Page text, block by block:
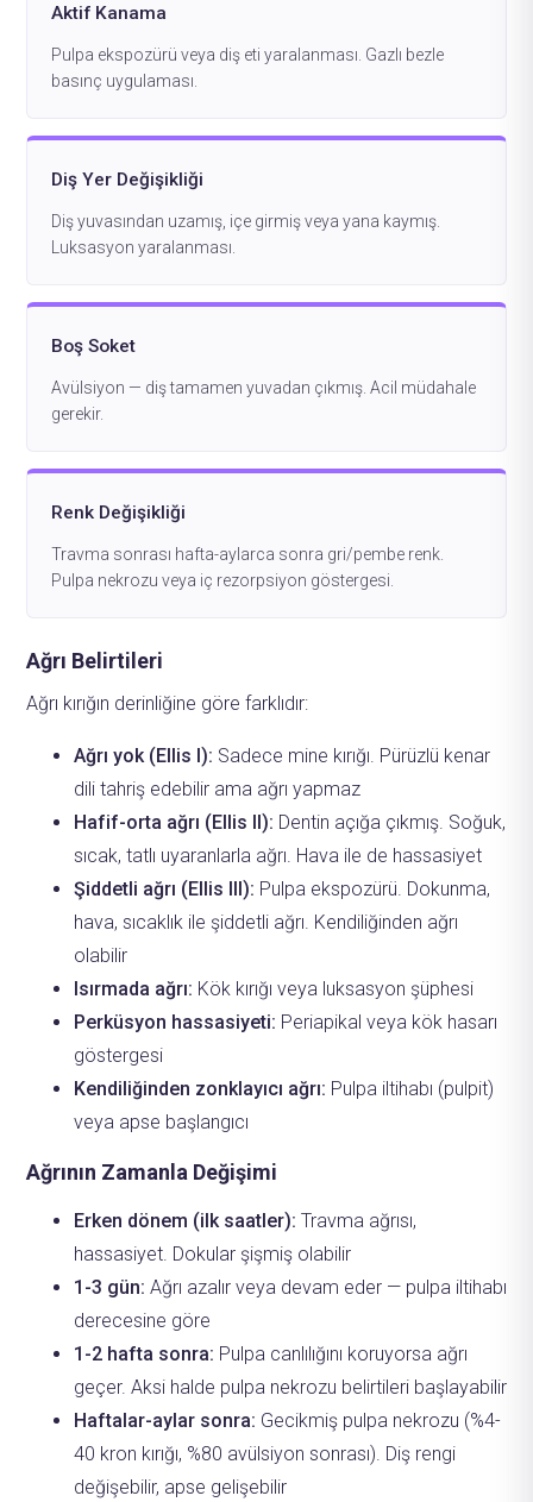
Aktif Kanama
Pulpa ekspozürü veya diş eti yaralanması. Gazlı bezle
basınç uygulaması.
Diş Yer Değişikliği
Diş yuvasından uzamış, içe girmiş veya yana kaymış.
Luksasyon yaralanması.
Boş Soket
Avülsiyon — diş tamamen yuvadan çıkmış. Acil müdahale
gerekir.
Renk Değişikliği
Travma sonrası hafta-aylarca sonra gri/pembe renk.
Pulpa nekrozu veya iç rezorpsiyon göstergesi.
Ağrı Belirtileri
Ağrı kırığın derinliğine göre farklıdır:
Ağrı yok (Ellis I): Sadece mine kırığı. Pürüzlü kenar
dili tahriş edebilir ama ağrı yapmaz
Hafif-orta ağrı (Ellis II): Dentin açığa çıkmış. Soğuk,
sıcak, tatlı uyaranlarla ağrı. Hava ile de hassasiyet
Şiddetli ağrı (Ellis III): Pulpa ekspozürü. Dokunma,
hava, sıcaklık ile şiddetli ağrı. Kendiliğinden ağrı
olabilir
Isırmada ağrı: Kök kırığı veya luksasyon şüphesi
Perküsyon hassasiyeti: Periapikal veya kök hasarı
göstergesi
Kendiliğinden zonklayıcı ağrı: Pulpa iltihabı (pulpit)
veya apse başlangıcı
Ağrının Zamanla Değişimi
Erken dönem (ilk saatler): Travma ağrısı,
hassasiyet. Dokular şişmiş olabilir
1-3 gün: Ağrı azalır veya devam eder — pulpa iltihabı
derecesine göre
1-2 hafta sonra: Pulpa canlılığını koruyorsa ağrı
geçer. Aksi halde pulpa nekrozu belirtileri başlayabilir
Haftalar-aylar sonra: Gecikmiş pulpa nekrozu (%4-
40 kron kırığı, %80 avülsiyon sonrası). Diş rengi
değişebilir, apse gelişebilir